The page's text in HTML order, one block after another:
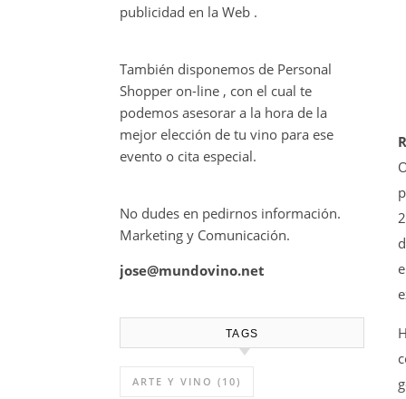
publicidad en la Web .
También disponemos de Personal
Shopper on-line , con el cual te
podemos asesorar a la hora de la
mejor elección de tu vino para ese
evento o cita especial.
No dudes en pedirnos información.
Marketing y Comunicación.
jose@mundovino.net
TAGS
ARTE Y VINO (10)